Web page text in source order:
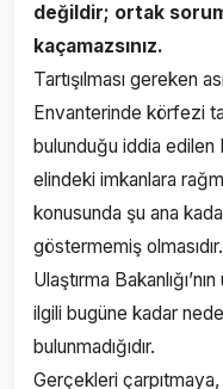
değildir; ortak
kaçamazsınız.
Tartışılması gereken
Envanterinde körfezi
bulunduğu iddia edilen
elindeki imkanlara
konusunda şu ana
göstermemiş olmasıdır.
Ulaştırma
ilgili bugüne kadar
bulunmadığıdır.
Gerçekleri